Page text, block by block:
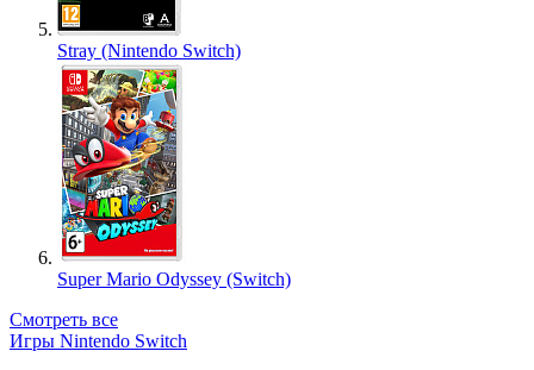
Stray (Nintendo Switch)
Super Mario Odyssey (Switch)
Смотреть все
Игры Nintendo Switch